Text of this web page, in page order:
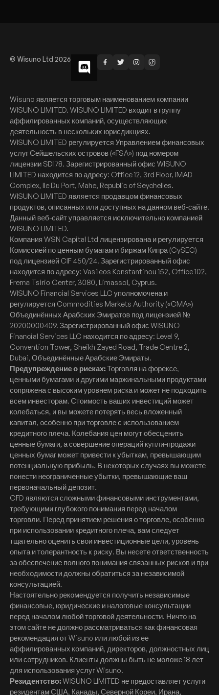
© Wisuno Ltd 2026
Wisuno является торговым наименованием компании
WISUNO LIMITED. WISUNO LIMITED входит в группу
аффилированных компаний, осуществляющих
деятельность в нескольких юрисдикциях.
WISUNO LIMITED регулируется Управлением финансовых
услуг Сейшельских островов («FSA») под номером
лицензии SD178. Зарегистрированный офис WISUNO
LIMITED находится по адресу: Office 12, 3rd Floor, IMAD
Complex, Ile Du Port, Mahe, Republic of Seychelles.
WISUNO LIMITED является продавцом финансовых
продуктов, описанных или доступных на данном веб-сайте.
Данный веб-сайт управляется исключительно компанией
WISUNO LIMITED.
Компания WSN Capital Ltd лицензирована и регулируется
Комиссией по ценным бумагам и биржам Кипра (CySEC)
под лицензией CIF 450/24. Зарегистрированный офис
находится по адресу: Vasileos Konstantinou 152, Office 102,
Frema Tsirio Center, 3080, Limassol, Cyprus.
WISUNO Financial Services LLC уполномочена и
регулируется Commodities Markets Authority («CMA»)
Объединённых Арабских Эмиратов под лицензией №
20200000409. Зарегистрированный офис WISUNO
Financial Services LLC находится по адресу: Level 9,
Convention Tower, Sheikh Zayed Road, Trade Centre 2,
Dubai, Объединённые Арабские Эмираты.
Предупреждение о рисках:Торговля на форексе,
ценными бумагами и другими маржинальными продуктами
сопряжена с высоким уровнем риска и может не подходить
всем инвесторам. Стоимость ваших инвестиций может
колебаться, и вы можете потерять весь вложенный
капитал, особенно при торговле с использованием
кредитного плеча. Колебания цен могут обесценить
ценные бумаги, а совершение операций купли-продажи
ценных бумаг может привести к убыткам, превышающим
потенциальную прибыль. В некоторых случаях вы можете
понести неограниченные убытки, превышающие ваш
первоначальный депозит.
CFD являются сложными финансовыми инструментами,
требующими глубокого понимания перед началом
торговли. Перед принятием решения о торговле, особенно
при использовании кредитного плеча, вам следует
тщательно оценить свои инвестиционные цели, уровень
опыта и толерантность к риску. Вы несете ответственность
за обеспечение полного понимания связанных рисков и при
необходимости должны обратиться за независимой
консультацией.
Настоятельно рекомендуется получить независимые
финансовые, юридические и налоговые консультации
перед началом любой торговой деятельности. Ничто на
этом сайте не должно рассматриваться как финансовая
рекомендация от Wisuno или любой из ее
аффилированных компаний, директоров, должностных лиц
или сотрудников. Клиенты должны быть не моложе 18 лет
для использования услуг Wisuno.
Резидентство:WISUNO LIMITED не предоставляет услуги
резидентам США, Канады, Северной Кореи, Ирана,